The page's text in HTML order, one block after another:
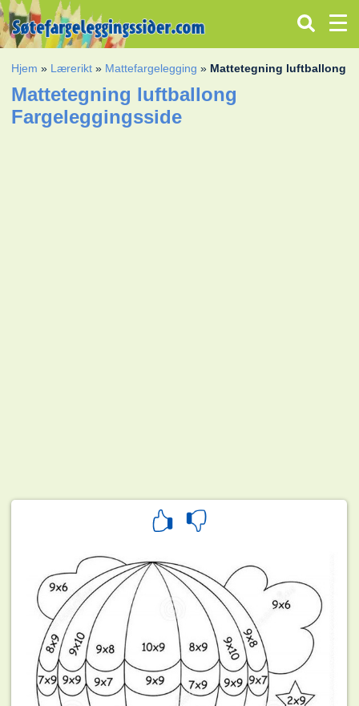
Hjem » Lærerikt » Mattefargelegging » Mattetegning luftballong
Mattetegning luftballong
Fargeleggingsside